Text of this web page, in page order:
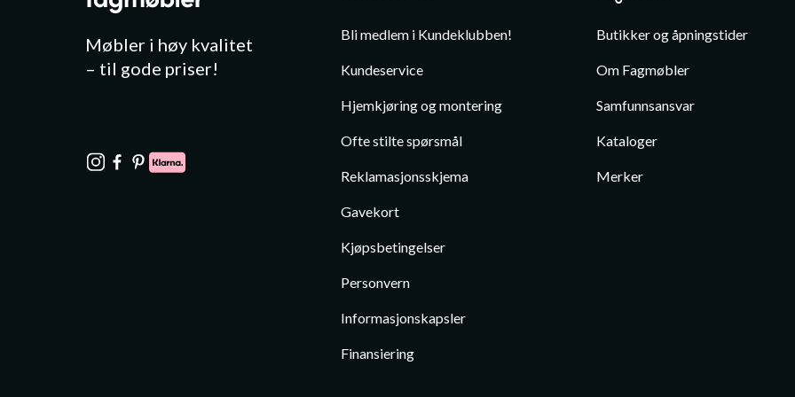
Møbler i høy kvalitet
– til gode priser!
Bli medlem i Kundeklubben!
Kundeservice
Hjemkjøring og montering
Ofte stilte spørsmål
Reklamasjonsskjema
Gavekort
Kjøpsbetingelser
Personvern
Informasjonskapsler
Finansiering
Butikker og åpningstider
Om Fagmøbler
Samfunnsansvar
Kataloger
Merker